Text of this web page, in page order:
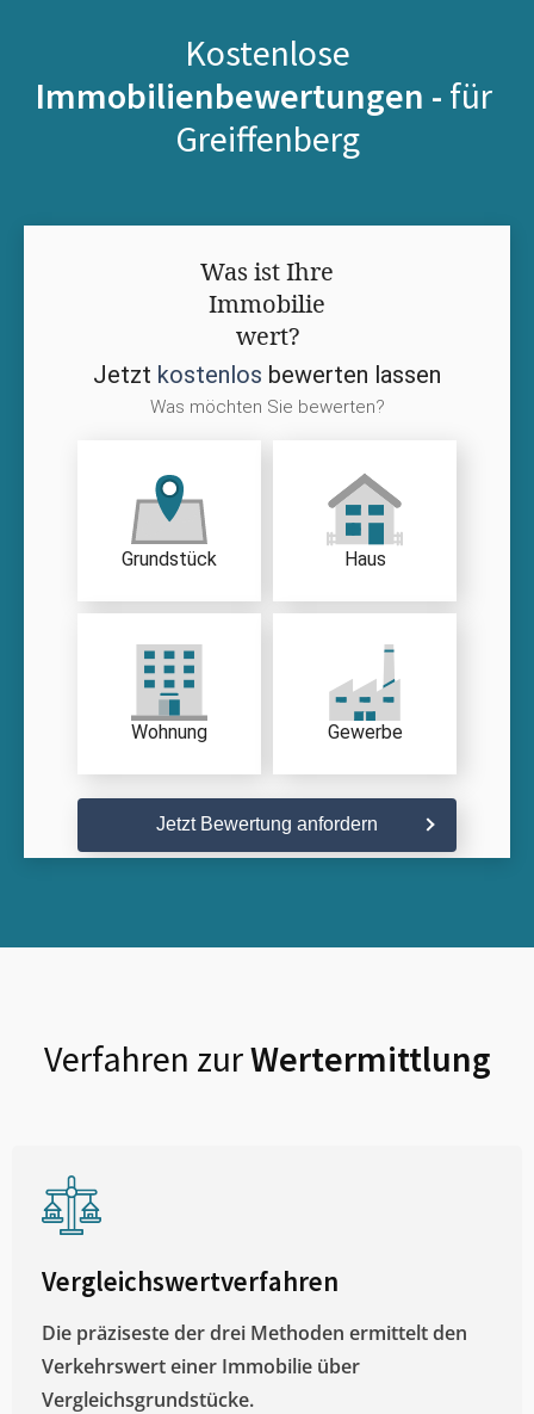
Kostenlose
Immobilienbewertungen - für
Greiffenberg
Was ist Ihre
Immobilie
wert?
Jetzt kostenlos bewerten lassen
Was möchten Sie bewerten?
Grundstück Haus
Wohnung Gewerbe
Jetzt Bewertung anfordern
Verfahren zurWertermittlung
Vergleichswertverfahren
Die präziseste der drei Methoden ermittelt den
Verkehrswert einer Immobilie über
Vergleichsgrundstücke.